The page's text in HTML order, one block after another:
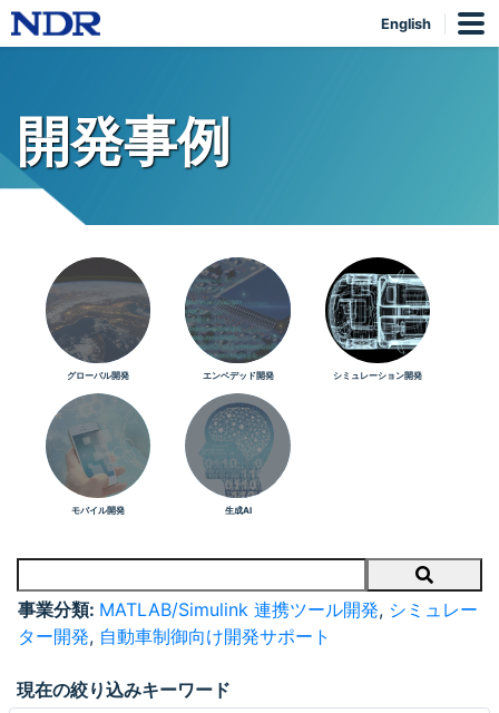
English
開発事例
グローバル開発 エンベデッド開発 シミュレーション開発
モバイル開発 生成AI
Search
事業分類: MATLAB/Simulink 連携ツール開発, シミュレー
ター開発, 自動車制御向け開発サポート
現在の絞り込みキーワード